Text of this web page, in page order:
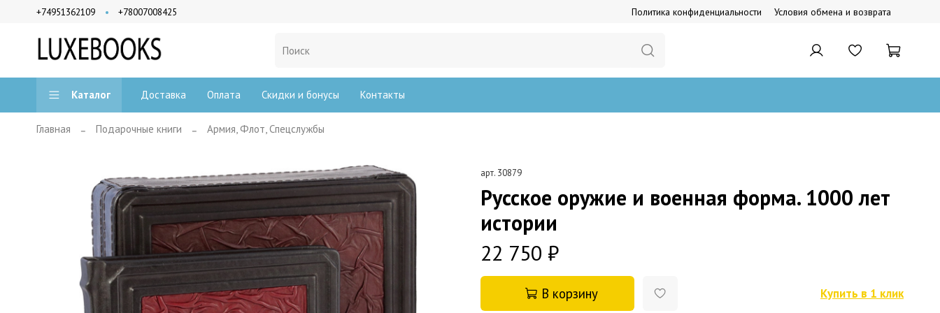
Политика конфиденциальности Условия обмена и возврата
+74951362109 +78007008425
Каталог Доставка Оплата Скидки и бонусы Контакты
Главная Подарочные книги Армия, Флот, Спецслужбы
арт. 30879
Русское оружие и военная форма. 1000 лет
истории
22 750 ₽
В корзину Купить в 1 клик